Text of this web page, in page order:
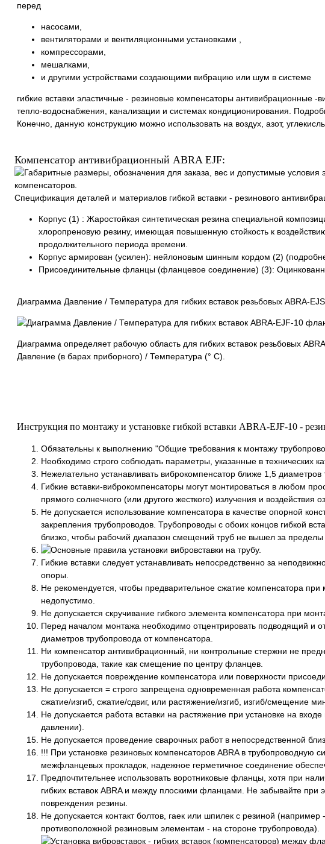
перед
насосами,
вентиляторами и вентиляционными установками ,
компрессорами,
мешалками,
и другими устройствами создающими вибрацию или шум в системе
гибкие вставки эластичные - резиновые компенсаторы антивибрационные
тепло-водоснабжения, канализации и системах кондиционирования.
Конечно, данную конструкцию можно использовать на воздух, азот,
Компенсатор антивибрационный ABRA EJF:
Спецификация деталей и материалов гибкой вставки - резинового
Корпус (1) : Жаростойкая синтетическая резина специальной
хлоропреновую резину, имеющая повышенную стойкость к
продолжительного периода времени.
Корпус армирован (усилен): нейлоновым шинным кордом (2)
Присоединительные фланцы (фланцевое соединение) (3):
Диаграмма Давление / Температура для гибких вставок резьбовых ABRA-
Диаграмма определяет рабочую область для гибких вставок резьбовых
Давление (в барах приборного) / Температура (° C).
Инструкция по монтажу и установке гибкой вставки ABRA-EJF-10 -
Обязательны к выполнению "Общие требования к монтажу
Необходимо строго соблюдать параметры, указанные в технических
Нежелательно устанавливать виброкомпенсатор ближе 1,5 диаметров
Гибкие вставки-виброкомпенсаторы могут монтироваться в любом
прямого солнечного (или другого жесткого) излучения и воздействия
Не допускается использование компенсатора в качестве опорной
закрепления трубопроводов. Трубопроводы с обоих концов гибкой
близко, чтобы рабочий диапазон смещений труб не вышел за пределы
Гибкие вставки следует устанавливать непосредственно за
опоры.
Не рекомендуется, чтобы предварительное сжатие компенсатора
недопустимо.
Не допускается скручивание гибкого элемента компенсатора при
Перед началом монтажа необходимо отцентрировать подводящий и
диаметров трубопровода от компенсатора.
Ни компенсатор антивибрационный, ни контрольные стержни не
трубопровода, такие как смещение по центру фланцев.
Не допускается повреждение компенсатора или поверхности
Не допускается = строго запрещена одновременная работа
сжатие/изгиб, сжатие/сдвиг, или растяжение/изгиб, изгиб/смещение
Не допускается работа вставки на растяжение при установке на
давлении).
Не допускается проведение сварочных работ в непосредственной
!!! При установке резиновых компенсаторов ABRA в трубопроводную
межфланцевых прокладок, надежное герметичное соединение
Предпочтительнее использовать воротниковые фланцы, хотя при
гибких вставок ABRA и между плоскими фланцами. Не забывайте при
повреждения резины.
Не допускается контакт болтов, гаек или шпилек с резиной
противоположной резиновым элементам - на стороне трубопровода).